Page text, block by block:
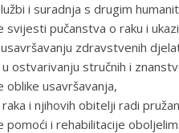
i suradnja s drugim
pučanstva o raku i
zdravstvenih
ostvarivanju stručnih i
usavršavanja,
i njihovih obitelji radi
pomoći i rehabilitacije